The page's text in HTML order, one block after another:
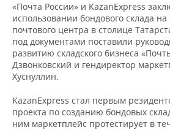
ОТКРЫТАЯ ЛЕКЦИЯ
БАСКЕТБОЛ
ВОЛЕЙБОЛ
КИБЕРСПОРТ
ФИГУРНОЕ КАТАНИЕ
ВОДНЫЕ ВИДЫ СПОРТА
ИНФРАСТРУКТУРА
ИСТОРИЯ
КУЛЬТУРА
МЕДИЦИНА
ОБРАЗОВАНИЕ
СПРАВОЧНИК
СПИСОК ПЕРСОН
СПИСОК КОМПАНИЙ
ПОЛНАЯ ВЕРСИЯ
«Почта России» и KazanExpress
использовании бондового склада на
почтового центра в столице
под документами поставили
развитию складского бизнеса
Дзвонковский и гендиректор
Хуснуллин.
KazanExpress стал первым
проекта по созданию бондовых
ним маркетплейс протестирует в